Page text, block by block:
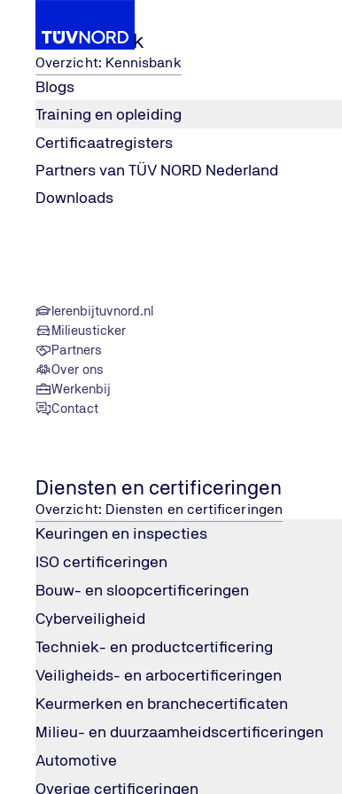
Kennisbank
Overzicht: Kennisbank
Blogs
Training en opleiding
Certificaatregisters
Partners van TÜV NORD Nederland
Downloads
lerenbijtuvnord.nl
Milieusticker
Partners
Over ons
Werkenbij
Contact
Diensten en certificeringen
Overzicht: Diensten en certificeringen
Keuringen en inspecties
ISO certificeringen
Bouw- en sloopcertificeringen
Cyberveiligheid
Techniek- en productcertificering
Veiligheids- en arbocertificeringen
Keurmerken en branchecertificaten
Milieu- en duurzaamheidscertificeringen
Automotive
Overige certificeringen
Home
Diensten en certificeringen Keuringen en
Veiligheid en zekerheid voor iedere personenlift
Een goedgekeurde lift is essentieel voor de
bezoekers. Volgens de wet moet iedere
worden, zodat deze aantoonbaar voldoet aan
veiligheidsvoorschriften. TÜV NORD voert
keuringen uit en helpt VvE’s, gebouweigenaren
liftgebruik veilig en betrouwbaar te houden.
Plan een keuring